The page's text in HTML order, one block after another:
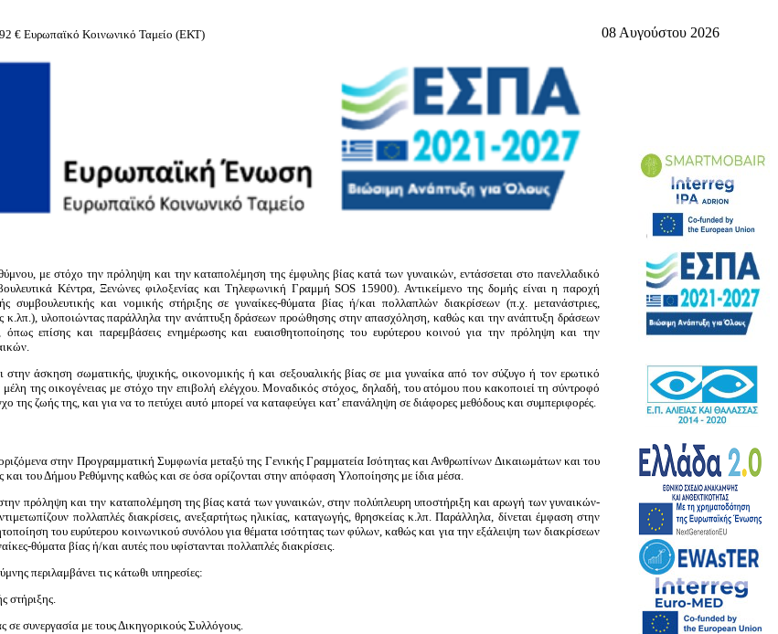
€ Ευρωπαϊκό Κοινωνικό Ταμείο (ΕΚΤ)
με στόχο την πρόληψη και την καταπολέμηση της έμφυλης βίας κατά των γυναικών, εντάσσεται στο πανελλαδικό
Κέντρα, Ξενώνες φιλοξενίας και Τηλεφωνική Γραμμή SOS 15900). Αντικείμενο της δομής είναι η παροχή
συμβουλευτικής και νομικής στήριξης σε γυναίκες-θύματα βίας ή/και πολλαπλών διακρίσεων (π.χ. μετανάστριες,
κ.λπ.), υλοποιώντας παράλληλα την ανάπτυξη δράσεων προώθησης στην απασχόληση, καθώς και την ανάπτυξη δράσεων
επίσης και παρεμβάσεις ενημέρωσης και ευαισθητοποίησης του ευρύτερου κοινού για την πρόληψη και την
άσκηση σωματικής, ψυχικής, οικονομικής ή και σεξουαλικής βίας σε μια γυναίκα από τον σύζυγο ή τον ερωτικό
της οικογένειας με στόχο την επιβολή ελέγχου. Μοναδικός στόχος, δηλαδή, του ατόμου που κακοποιεί τη σύντροφό
της ζωής της, και για να το πετύχει αυτό μπορεί να καταφεύγει κατ’ επανάληψη σε διάφορες μεθόδους και συμπεριφορές.
στην Προγραμματική Συμφωνία μεταξύ της Γενικής Γραμματεία Ισότητας και Ανθρωπίνων Δικαιωμάτων και του
και του Δήμου Ρεθύμνης καθώς και σε όσα ορίζονται στην απόφαση Υλοποίησης με ίδια μέσα.
πρόληψη και την καταπολέμηση της βίας κατά των γυναικών, στην πολύπλευρη υποστήριξη και αρωγή των γυναικών-
πολλαπλές διακρίσεις, ανεξαρτήτως ηλικίας, καταγωγής, θρησκείας κ.λπ. Παράλληλα, δίνεται έμφαση στην
του ευρύτερου κοινωνικού συνόλου για θέματα ισότητας των φύλων, καθώς και για την εξάλειψη των διακρίσεων
θύματα βίας ή/και αυτές που υφίστανται πολλαπλές διακρίσεις.
περιλαμβάνει τις κάτωθι υπηρεσίες:
στήριξης.
συνεργασία με τους Δικηγορικούς Συλλόγους.
08 Αυγούστου 2026